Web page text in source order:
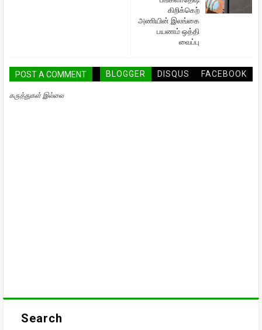
கிறிக்கெற்
அணியின் இலங்கை
பயணம் ஒத்தி
வைப்பு
POST A COMMENT BLOGGER DISQUS FACEBOOK
கருத்துகள் இல்லை
Search